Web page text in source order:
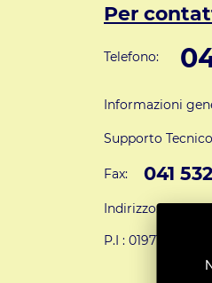
Per
Telefono:
Informazioni
Supporto
Fax: 041
Indirizzo:
P.I : 01971310279